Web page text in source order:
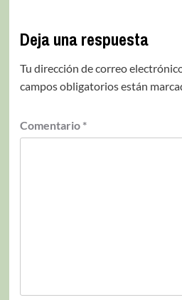
Deja una respuesta
Tu dirección de correo
campos obligatorios están
Comentario *